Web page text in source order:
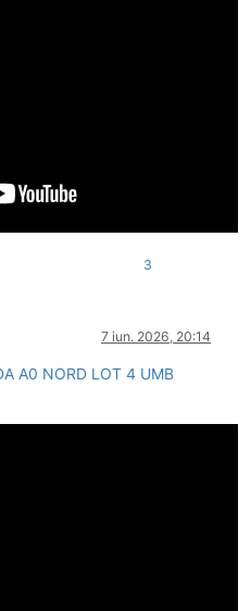
3
7 iun. 2026, 20:14
A0 NORD LOT 4 UMB